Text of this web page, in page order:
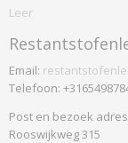
Leer
Email:
Telefoon:
Post en bezoek
Rooswijkweg 315